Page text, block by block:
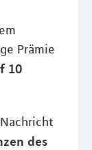
Prämie
10
des